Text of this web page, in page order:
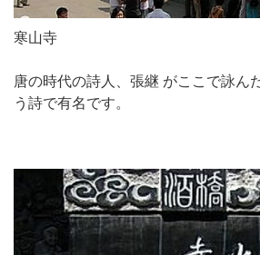
寒山寺
唐の時代の詩人、張継 がここで詠ん
う詩で有名です。